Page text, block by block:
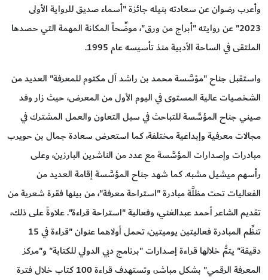
وأعرب رضوان عن سعادته بنيله جائزة "أسماء صديق للرواية الأولى
2023" عن روايته "أبراج من ورق"، موضِّحاً المكانة المهمة التي حصدها
الملتقى في الساحة الأدبية منذ تأسيسه عام 1995.
واستقبل جناح "مؤسَّسة محمد بن راشد آل مكتوم للمعرفة" العديد من
الشخصيات عالية المستوى في اليوم الأول من المعرض، حيث زار وفد
صيني جناح المؤسَّسة للتباحث في سبل التعاون والعمل المشترك في
مجالات معرفية وإبداعية مختلفة، كما استعرض سعادة جمال بن حويرب
مبادرات وإصدارات المؤسَّسة مع عدد من الناشرين البارزين، وعلى
رأسهم ميشيل مشبه. كما شهد جناح المؤسَّسة إقامة العديد من
الفعاليات تحت مظلَّة مبادرة "استراحة معرفة"، من بينها فقرة شعرية من
تقديم الشاعر أحمد عبدالغني، وفعالية "استراحة قراءة". علاوةً على ذلك،
تنظِّم المبادرة فعاليتين يوميتين، تحمل أولاهما عنوان "قراءة في 15
دقيقة" يتمُّ خلالها قراءة إصدارات "برنامج دبي الدولي للكتابة" و"مركز
المعرفة الرقمي" بشكل مباشر، وتستهدف قراءة 100 كتاب خلال فترة